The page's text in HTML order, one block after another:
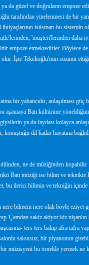
da güzel ve doğruların empoze
tarafından yinelenmesi de bir
istismarı bu sistemin
'müşteri'lerinden daha
empoze etmektedirler. Böylece
İşte Tekelioğlu'nun sözünü
bir yabancıdır, anlaşılması
Batı kültürüne
ya da faydası kolayca
dil kadar hayatına
dilinden, ne de müziğinden
Batı müziği ise bilim ve teknikte
bu ilerici bilimin ve tekniğin içinde
bilmem nere olalı böyle eziyet
'Çamdan sakiz akiyor kiz
ters ters bakıp afra tafra
salonsuz, bir piyanonun
bir müzisyeni bu örnekle yermek ne